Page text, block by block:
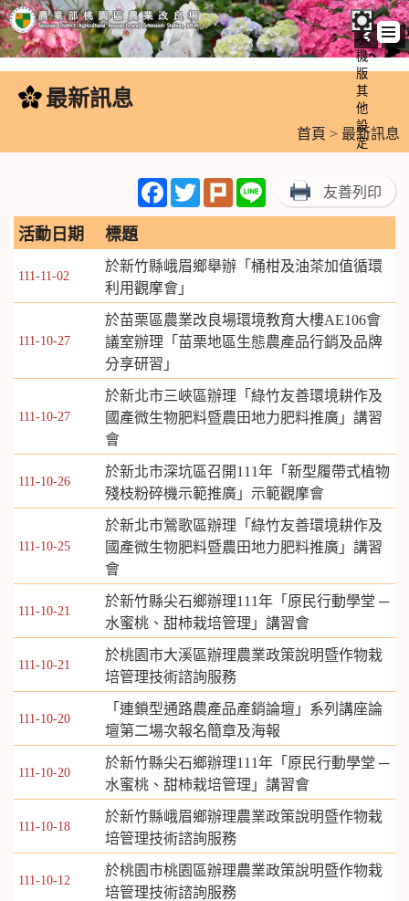
跳
內
手
機
版
其
他
設
定
最新訊息
首頁 > 最新訊息
FacebookTwitterPlurk Line 友善列印
活動日期 標題
111-11-02
於新竹縣峨眉鄉舉辦「桶柑及油茶加值循環
利用觀摩會」
111-10-27
於苗栗區農業改良場環境教育大樓AE106會
議室辦理「苗栗地區生態農產品行銷及品牌
分享研習」
111-10-27
於新北市三峽區辦理「綠竹友善環境耕作及
國產微生物肥料暨農田地力肥料推廣」講習
會
111-10-26
於新北市深坑區召開111年「新型履帶式植物
殘枝粉碎機示範推廣」示範觀摩會
111-10-25
於新北市鶯歌區辦理「綠竹友善環境耕作及
國產微生物肥料暨農田地力肥料推廣」講習
會
111-10-21
於新竹縣尖石鄉辦理111年「原民行動學堂 ─
水蜜桃、甜柿栽培管理」講習會
111-10-21
於桃園市大溪區辦理農業政策說明暨作物栽
培管理技術諮詢服務
111-10-20
「連鎖型通路農產品產銷論壇」系列講座論
壇第二場次報名簡章及海報
111-10-20
於新竹縣尖石鄉辦理111年「原民行動學堂 ─
水蜜桃、甜柿栽培管理」講習會
111-10-18
於新竹縣峨眉鄉辦理農業政策說明暨作物栽
培管理技術諮詢服務
111-10-12
於桃園市桃園區辦理農業政策說明暨作物栽
培管理技術諮詢服務